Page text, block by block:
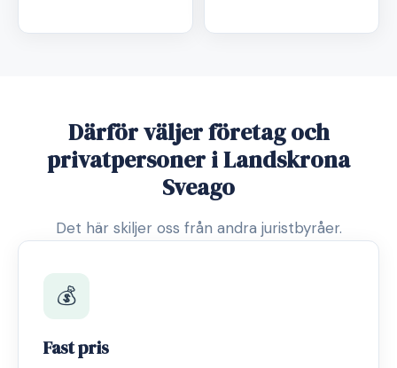
Därför väljer företag och
privatpersoner i Landskrona
Sveago
Det här skiljer oss från andra juristbyråer.
💰
Fast pris